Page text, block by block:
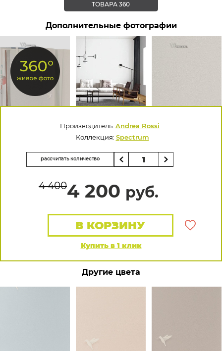
ТОВАРА 360
Дополнительные фотографии
Производитель: Andrea Rossi
Коллекция: Spectrum
рассчитать количество
4 4004 200 руб.
Купить в 1 клик
В КОРЗИНУ
Другие цвета